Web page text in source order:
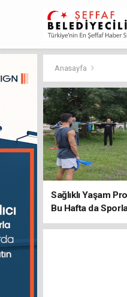
Anasayfa
Sağlıklı Yaşam
Bu Hafta da